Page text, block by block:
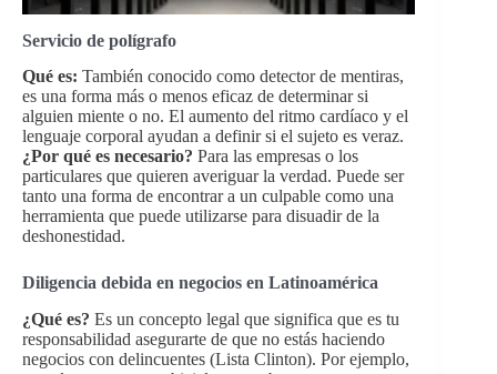
Servicio de polígrafo
Qué es: También conocido como detector de mentiras,
es una forma más o menos eficaz de determinar si
alguien miente o no. El aumento del ritmo cardíaco y el
lenguaje corporal ayudan a definir si el sujeto es veraz.
¿Por qué es necesario? Para las empresas o los
particulares que quieren averiguar la verdad. Puede ser
tanto una forma de encontrar a un culpable como una
herramienta que puede utilizarse para disuadir de la
deshonestidad.
Diligencia debida en negocios en Latinoamérica
¿Qué es? Es un concepto legal que significa que es tu
responsabilidad asegurarte de que no estás haciendo
negocios con delincuentes (Lista Clinton). Por ejemplo,